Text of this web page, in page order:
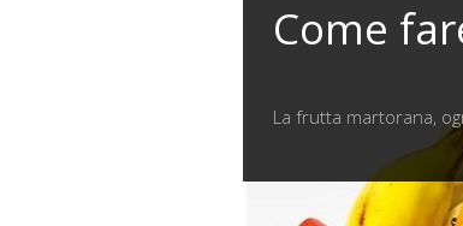
Come
La frutta martorana,